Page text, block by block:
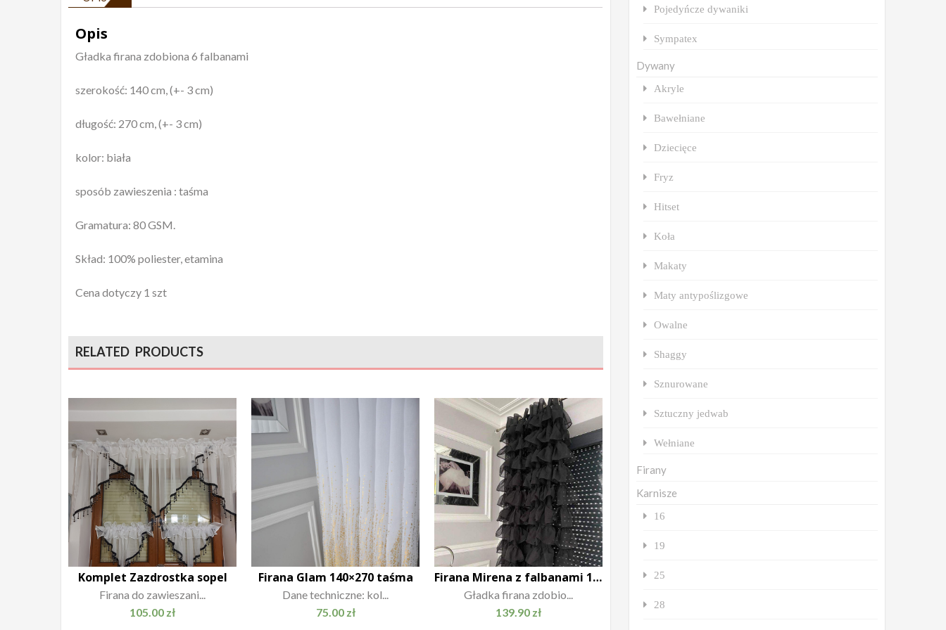
Opis
Gładka firana zdobiona 6 falbanami
szerokość: 140 cm, (+- 3 cm)
długość: 270 cm, (+- 3 cm)
kolor: biała
sposób zawieszenia : taśma
Gramatura: 80 GSM.
Skład: 100% poliester, etamina
Cena dotyczy 1 szt
RELATED PRODUCTS
Komplet Zazdrostka sopel
Firana do zawieszani...
105.00 zł
Firana Glam 140×270 taśma
Dane techniczne: kol...
75.00 zł
Firana Mirena z falbanami 140×250 przelotka
Gładka firana zdobio...
139.90 zł
Pojedyńcze dywaniki
Sympatex
Dywany
Akryle
Bawełniane
Dziecięce
Fryz
Hitset
Koła
Makaty
Maty antypoślizgowe
Owalne
Shaggy
Sznurowane
Sztuczny jedwab
Wełniane
Firany
Karnisze
16
19
25
28